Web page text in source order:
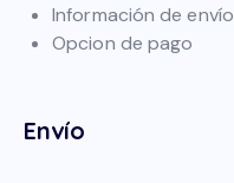
Información de envío
Opcion de pago
Envío